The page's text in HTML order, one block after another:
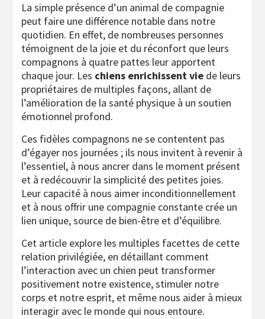
La simple présence d’un animal de compagnie
peut faire une différence notable dans notre
quotidien. En effet, de nombreuses personnes
témoignent de la joie et du réconfort que leurs
compagnons à quatre pattes leur apportent
chaque jour. Les chiens enrichissent vie de leurs
propriétaires de multiples façons, allant de
l’amélioration de la santé physique à un soutien
émotionnel profond.
Ces fidèles compagnons ne se contentent pas
d’égayer nos journées ; ils nous invitent à revenir à
l’essentiel, à nous ancrer dans le moment présent
et à redécouvrir la simplicité des petites joies.
Leur capacité à nous aimer inconditionnellement
et à nous offrir une compagnie constante crée un
lien unique, source de bien-être et d’équilibre.
Cet article explore les multiples facettes de cette
relation privilégiée, en détaillant comment
l’interaction avec un chien peut transformer
positivement notre existence, stimuler notre
corps et notre esprit, et même nous aider à mieux
interagir avec le monde qui nous entoure.